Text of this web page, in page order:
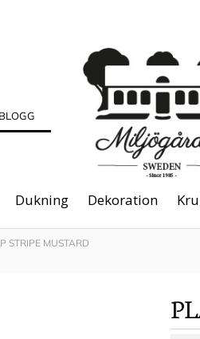
BLOGG
Dukning Dekoration
STRIPE MUSTARD